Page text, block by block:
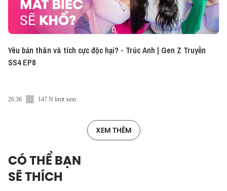
Yêu bản thân và tích cực độc hại? - Trúc Anh | Gen Z Truyền
SS4 EP8
26:36 147 N lượt xem
XEM THÊM
CÓ THỂ BẠN
SẼ THÍCH